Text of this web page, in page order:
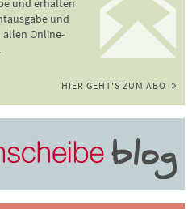
und erhalten
und
allen Online-
HIER GEHT'S ZUM ABO